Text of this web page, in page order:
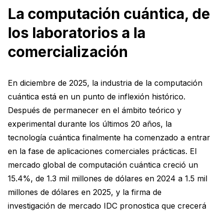
La computación cuántica, de
los laboratorios a la
comercialización
En diciembre de 2025, la industria de la computación
cuántica está en un punto de inflexión histórico.
Después de permanecer en el ámbito teórico y
experimental durante los últimos 20 años, la
tecnología cuántica finalmente ha comenzado a entrar
en la fase de aplicaciones comerciales prácticas. El
mercado global de computación cuántica creció un
15.4%, de 1.3 mil millones de dólares en 2024 a 1.5 mil
millones de dólares en 2025, y la firma de
investigación de mercado IDC pronostica que crecerá